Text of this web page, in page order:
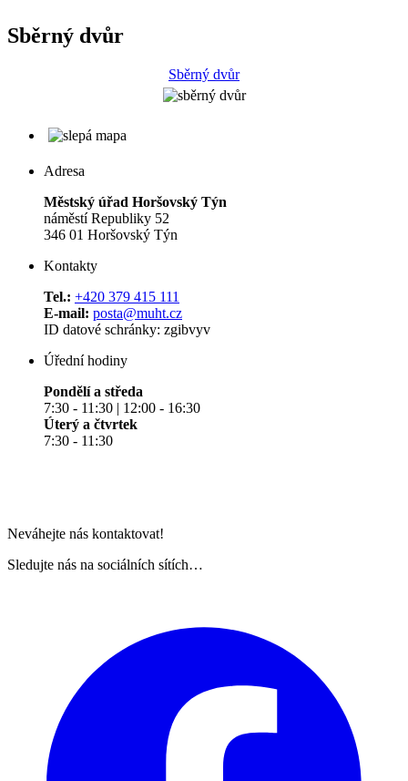
Sběrný dvůr
Sběrný dvůr
Adresa
Městský úřad Horšovský Týn
náměstí Republiky 52
346 01 Horšovský Týn
Kontakty
Tel.: +420 379 415 111
E-mail: posta@muht.cz
ID datové schránky: zgibvyv
Úřední hodiny
Pondělí a středa
7:30 - 11:30 | 12:00 - 16:30
Úterý a čtvrtek
7:30 - 11:30
Neváhejte nás kontaktovat!
Sledujte nás na sociálních sítích…